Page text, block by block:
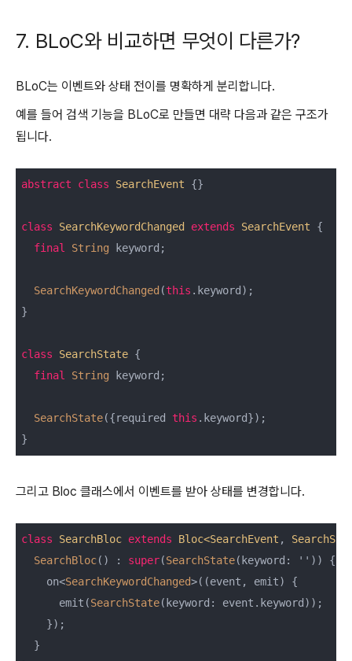
7. BLoC와 비교하면 무엇이 다른가?
BLoC는 이벤트와 상태 전이를 명확하게 분리합니다.
예를 들어 검색 기능을 BLoC로 만들면 대략 다음과 같은 구조가
됩니다.
abstract class SearchEvent {}
class SearchKeywordChanged extends SearchEvent
{
final
String keyword;
SearchKeywordChanged (this .keyword);
}
class SearchState {
final
String keyword;
SearchState({required this .keyword});
그리고 Bloc 클래스에서 이벤트를 받아 상태를 변경합니다.
class SearchBloc extends Bloc<SearchEvent ,
SearchBloc() : super(SearchState(keyword: '')) {
    on<
SearchKeywordChanged>((event, emit) {
      emit(
SearchState(keyword: event.keyword));
    });
  }